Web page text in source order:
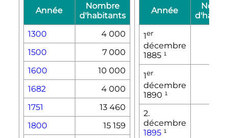
Année
Nombre
d'habitants
1300
4 000
1500
7 000
1600
10 000
1682
4 000
1751
13 460
1800
15 159
Année
1er
décembre
1885¹
1er
décembre
1890 ¹
2.
décembre
1895¹